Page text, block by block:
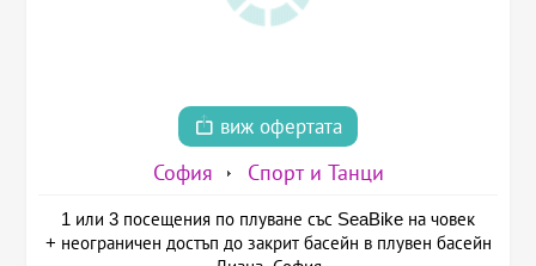
виж офертата
София Спорт и Танци
1 или 3 посещения по плуване със SeaBike на човек
+ неограничен достъп до закрит басейн в плувен басейн